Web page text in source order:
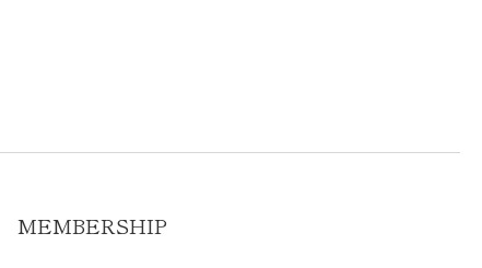
MEMBERSHIP